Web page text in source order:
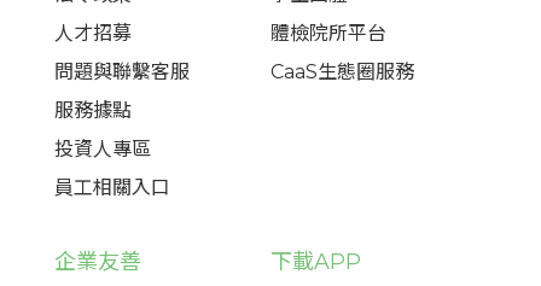
人才招募
問題與聯繫客服
服務據點
投資人專區
員工相關入口
體檢院所平台
CaaS生態圈服務
企業友善 下載APP